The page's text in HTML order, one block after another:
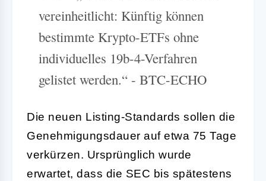
vereinheitlicht: Künftig können
bestimmte Krypto-ETFs ohne
individuelles 19b-4-Verfahren
gelistet werden.“ - BTC-ECHO
Die neuen Listing-Standards sollen die
Genehmigungsdauer auf etwa 75 Tage
verkürzen. Ursprünglich wurde
erwartet, dass die SEC bis spätestens